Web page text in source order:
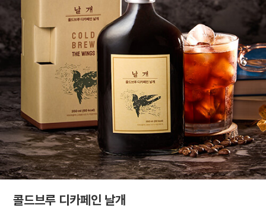
콜드브루 디카페인 날개